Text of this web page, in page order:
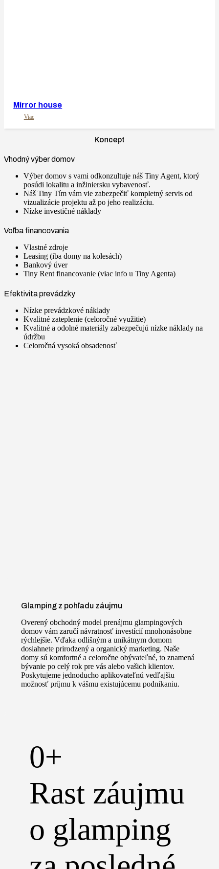
Mirror house
Viac
Koncept
Vhodný výber domov
Výber domov s vami odkonzultuje náš Tiny Agent, ktorý
posúdi lokalitu a inžiniersku vybavenosť.
Náš Tiny Tím vám vie zabezpečiť kompletný servis od
vizualizácie projektu až po jeho realizáciu.
Nízke investičné náklady
Voľba financovania
Vlastné zdroje
Leasing (iba domy na kolesách)
Bankový úver
Tiny Rent financovanie (viac info u Tiny Agenta)
Efektivita prevádzky
Nízke prevádzkové náklady
Kvalitné zateplenie (celoročné využitie)
Kvalitné a odolné materiály zabezpečujú nízke náklady na
údržbu
Celoročná vysoká obsadenosť
Glamping z pohľadu záujmu
Overený obchodný model prenájmu glampingových
domov vám zaručí návratnosť investícií mnohonásobne
rýchlejšie. Vďaka odlišným a unikátnym domom
dosiahnete prirodzený a organický marketing. Naše
domy sú komfortné a celoročne obývateľné, to znamená
bývanie po celý rok pre vás alebo vašich klientov.
Poskytujeme jednoducho aplikovateľnú vedľajšiu
možnosť príjmu k vášmu existujúcemu podnikaniu.
0+
Rast záujmu
o glamping